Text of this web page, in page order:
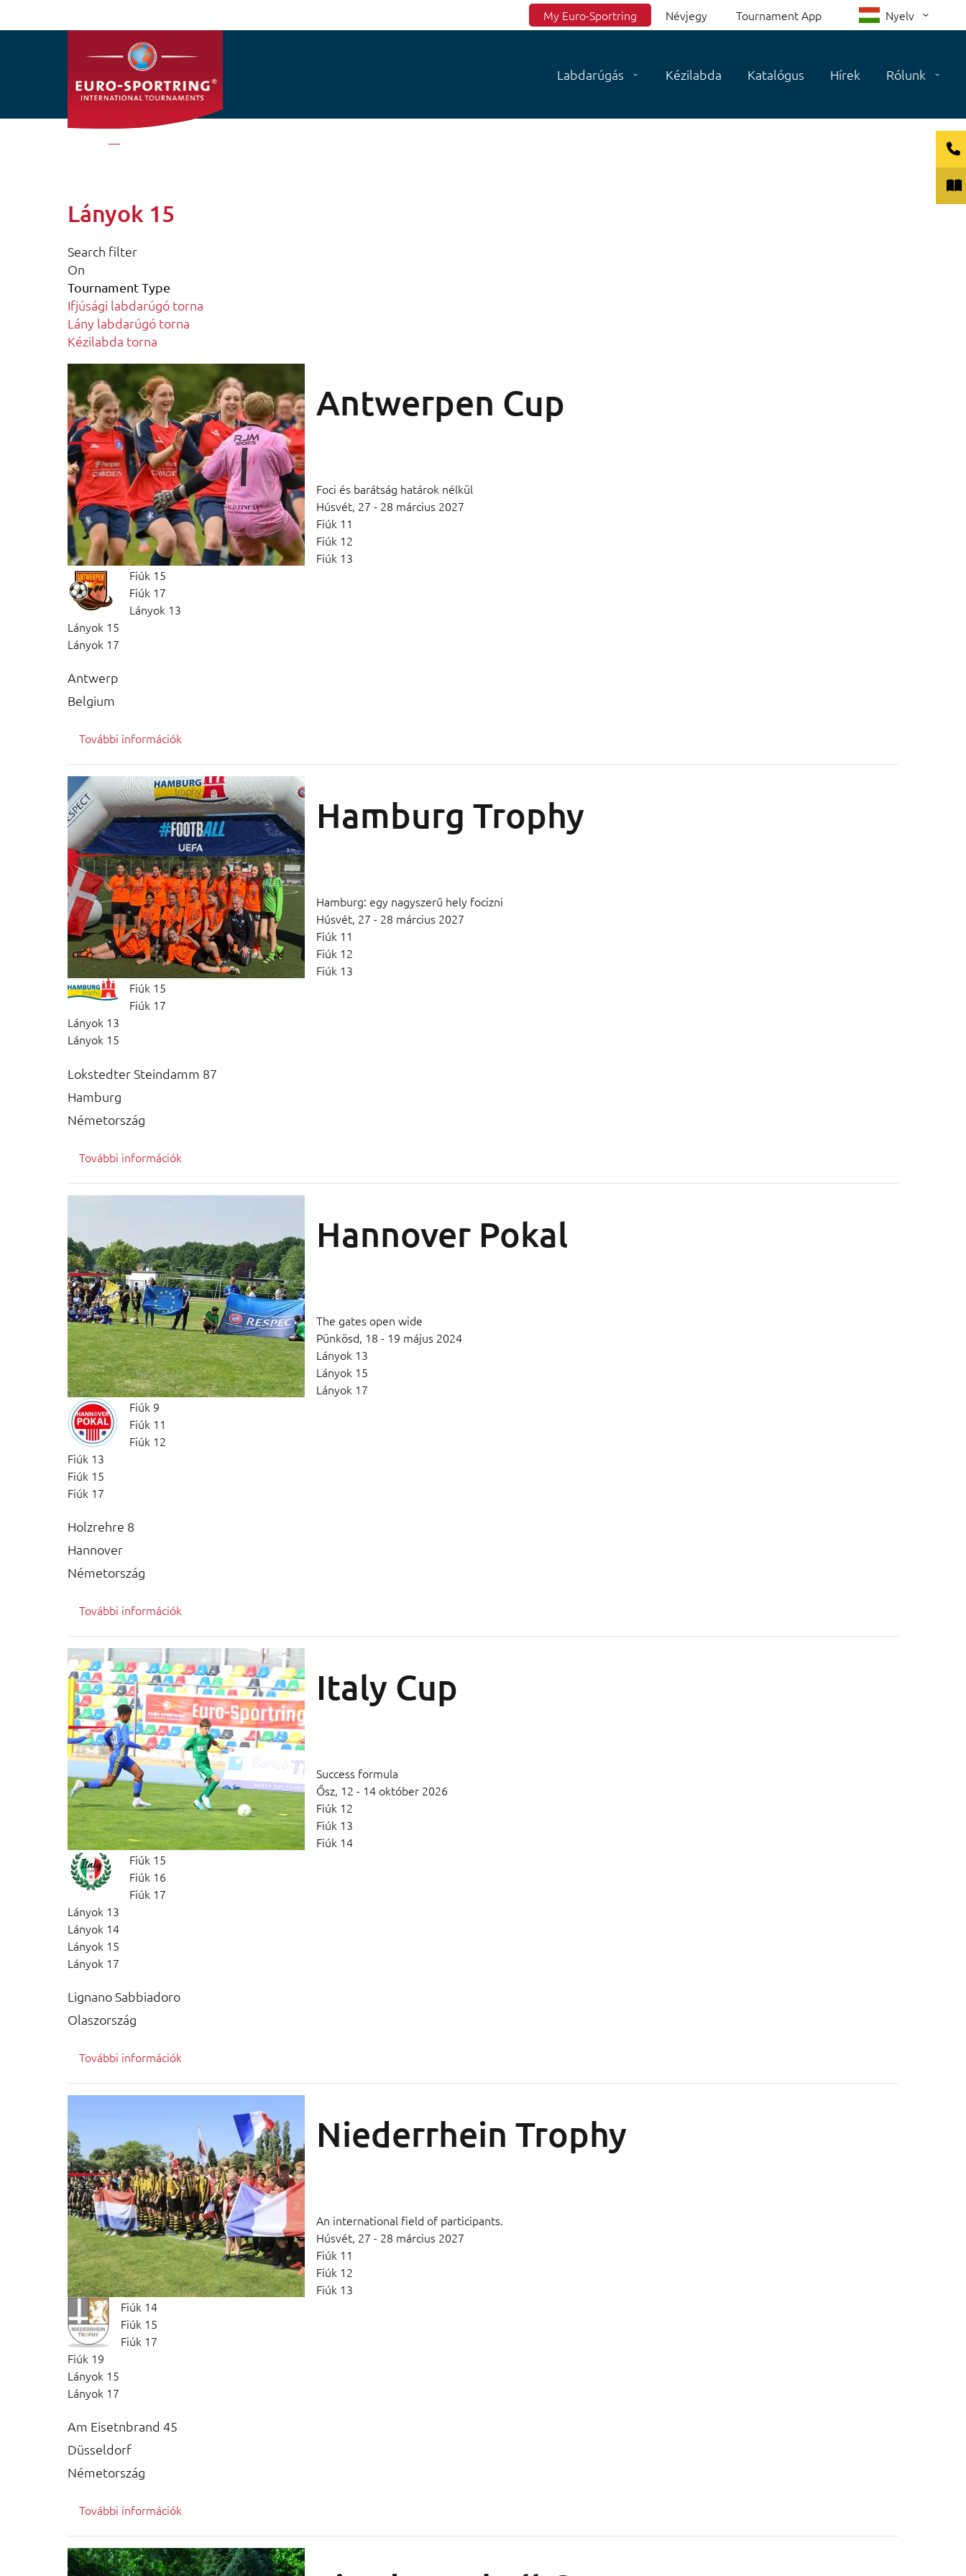
Top menu
My Euro-Sportring Névjegy Tournament App Nyelv
Labdarúgás Kézilabda Katalógus Hírek Rólunk
Lányok 15
Search filter
On
Tournament Type
Ifjúsági labdarúgó torna
Lány labdarúgó torna
Kézilabda torna
Antwerpen Cup
Foci és barátság határok nélkül
Húsvét, 27 - 28 március 2027
Fiúk 11
Fiúk 12
Fiúk 13
Fiúk 15
Fiúk 17
Lányok 13
Lányok 15
Lányok 17
Antwerp
Belgium
További információk
Hamburg Trophy
Hamburg: egy nagyszerű hely focizni
Húsvét, 27 - 28 március 2027
Fiúk 11
Fiúk 12
Fiúk 13
Fiúk 15
Fiúk 17
Lányok 13
Lányok 15
Lokstedter Steindamm 87
Hamburg
Németország
További információk
Hannover Pokal
The gates open wide
Pünkösd, 18 - 19 május 2024
Lányok 13
Lányok 15
Lányok 17
Fiúk 9
Fiúk 11
Fiúk 12
Fiúk 13
Fiúk 15
Fiúk 17
Holzrehre 8
Hannover
Németország
További információk
Italy Cup
Success formula
Ősz, 12 - 14 október 2026
Fiúk 12
Fiúk 13
Fiúk 14
Fiúk 15
Fiúk 16
Fiúk 17
Lányok 13
Lányok 14
Lányok 15
Lányok 17
Lignano Sabbiadoro
Olaszország
További információk
Niederrhein Trophy
An international field of participants.
Húsvét, 27 - 28 március 2027
Fiúk 11
Fiúk 12
Fiúk 13
Fiúk 14
Fiúk 15
Fiúk 17
Fiúk 19
Lányok 15
Lányok 17
Am Eisetnbrand 45
Düsseldorf
Németország
További információk